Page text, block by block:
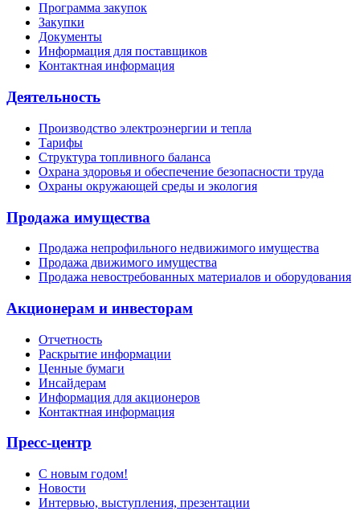
Программа закупок
Закупки
Документы
Информация для поставщиков
Контактная информация
Деятельность
Производство электроэнергии и тепла
Тарифы
Структура топливного баланса
Охрана здоровья и обеспечение безопасности труда
Охраны окружающей среды и экология
Продажа имущества
Продажа непрофильного недвижимого имущества
Продажа движимого имущества
Продажа невостребованных материалов и оборудования
Акционерам и инвесторам
Отчетность
Раскрытие информации
Ценные бумаги
Инсайдерам
Информация для акционеров
Контактная информация
Пресс-центр
С новым годом!
Новости
Интервью, выступления, презентации